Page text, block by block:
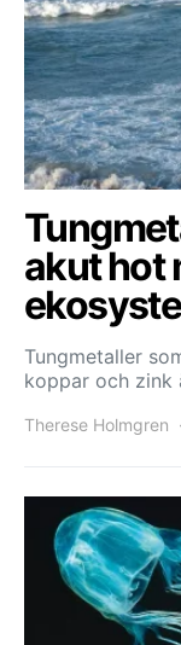
akut hot
Tungmetaller
koppar och zink
Therese Holmgren